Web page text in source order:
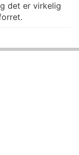
det er virkelig